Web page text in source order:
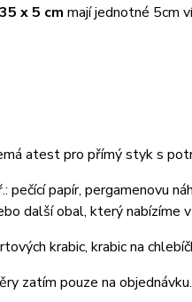
x 5 cm mají jednotné 5cm
atest pro přímý styk s
papír, pergamenovu
další obal, který nabízíme
krabic, krabic na
zatím pouze na objednávku.